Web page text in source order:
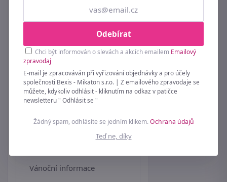
Affiliate
Seznam všech značek
Soutěžní podmínky
Symboly na prádle
Vánoční informace
Odebírat
Chci být informován o slevách a akcích emailem Emailový
zpravodaj
E-mail je zpracováván při vyřizování objednávky a pro účely
společnosti Bexis - Mikaton s.r.o. | Z emailového zpravodaje se
můžete, kdykoliv odhlásit - kliknutím na odkaz v patičce
newsletteru " Odhlásit se "
Žádný spam, odhlásíte se jedním klikem.Ochrana údajů
Teď ne, díky